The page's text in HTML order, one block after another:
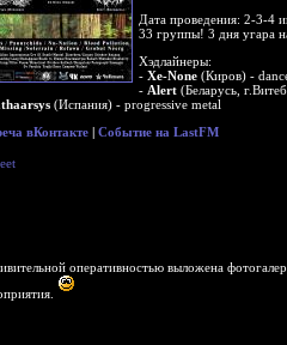
Дата проведения: 2-3-4
33 группы! 3 дня угара
Хэдлайнеры:
- Xe-None (Киров) -
- Alert (Беларусь,
(Испания) - progressive metal
вКонтакте | Событие на LastFM
оперативностью выложена